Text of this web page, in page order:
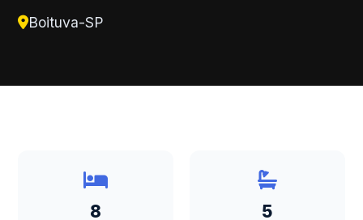
Boituva-SP
8 5